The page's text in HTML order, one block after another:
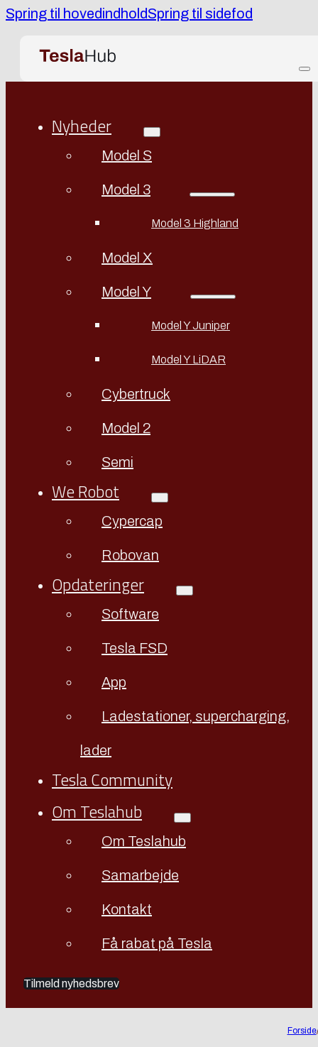
Spring til hovedindholdSpring til sidefod
Nyheder
Model S
Model 3
Model 3 Highland
Model X
Model Y
Model Y Juniper
Model Y LiDAR
Cybertruck
Model 2
Semi
We Robot
Cypercap
Robovan
Opdateringer
Software
Tesla FSD
App
Ladestationer, supercharging,
lader
Tesla Community
Om Teslahub
Om Teslahub
Samarbejde
Kontakt
Få rabat på Tesla
Tilmeld nyhedsbrev
Forside